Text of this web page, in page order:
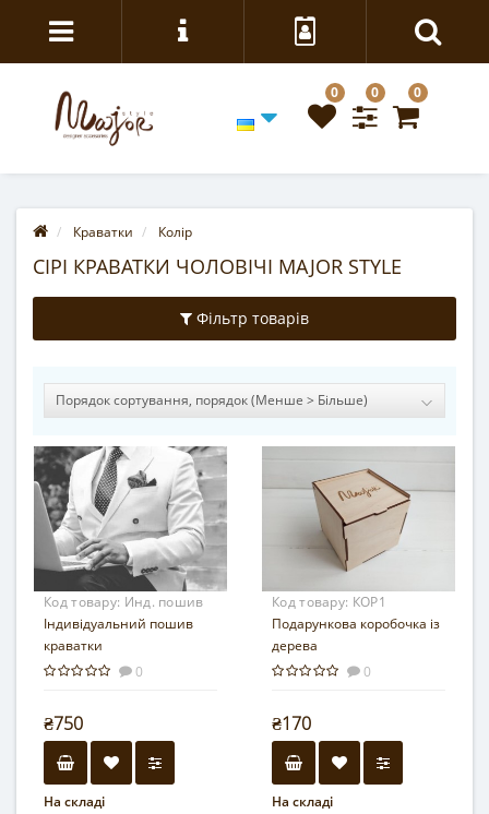
0 0 0
Краватки Колір
СІРІ КРАВАТКИ ЧОЛОВІЧІ MAJOR STYLE
Фільтр товарів
Код товару: Инд. пошив
Індивідуальний пошив
краватки
0
₴750
На складі
Код товару: КОР1
Подарункова коробочка із
дерева
0
₴170
На складі